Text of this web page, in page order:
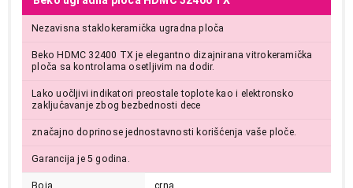
Nezavisna staklokeramička ugradna ploča
Beko HDMC 32400 TX je elegantno dizajnirana vitrokeramička
ploča sa kontrolama osetljivim na dodir.
Lako uočljivi indikatori preostale toplote kao i elektronsko
zaključavanje zbog bezbednosti dece
značajno doprinose jednostavnosti korišćenja vaše ploče.
Garancija je 5 godina.
Boja crna